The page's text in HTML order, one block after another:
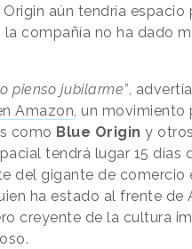
Origin aún tendría espacio
compañía no ha dado
pienso jubilarme”,
Amazon, un movimiento
como Blue Origin y
tendrá lugar 15 días
del gigante de comercio
ha estado al frente de
creyente de la cultura